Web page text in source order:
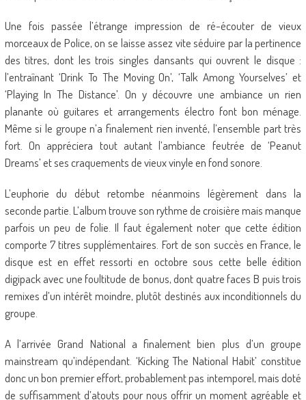
Une fois passée l’étrange impression de ré-écouter de vieux
morceaux de Police, on se laisse assez vite séduire par la pertinence
des titres, dont les trois singles dansants qui ouvrent le disque :
l’entraînant ‘Drink To The Moving On’, ‘Talk Among Yourselves’ et
‘Playing In The Distance’. On y découvre une ambiance un rien
planante où guitares et arrangements électro font bon ménage.
Même si le groupe n’a finalement rien inventé, l’ensemble part très
fort. On appréciera tout autant l’ambiance feutrée de ‘Peanut
Dreams’ et ses craquements de vieux vinyle en fond sonore.
L’euphorie du début retombe néanmoins légèrement dans la
seconde partie. L’album trouve son rythme de croisière mais manque
parfois un peu de folie. Il faut également noter que cette édition
comporte 7 titres supplémentaires. Fort de son succès en France, le
disque est en effet ressorti en octobre sous cette belle édition
digipack avec une foultitude de bonus, dont quatre faces B puis trois
remixes d’un intérêt moindre, plutôt destinés aux inconditionnels du
groupe.
A l’arrivée Grand National a finalement bien plus d’un groupe
mainstream qu’indépendant. ‘Kicking The National Habit’ constitue
donc un bon premier effort, probablement pas intemporel, mais doté
de suffisamment d’atouts pour nous offrir un moment agréable et